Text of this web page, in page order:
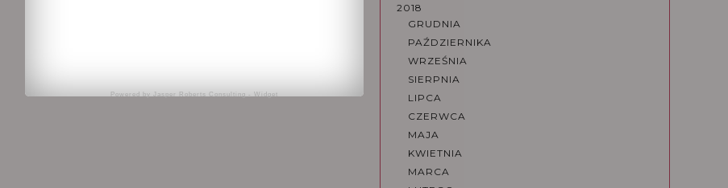
2018
GRUDNIA
PAŹDZIERNIKA
WRZEŚNIA
SIERPNIA
LIPCA
CZERWCA
MAJA
KWIETNIA
MARCA
Powered by Jasper Roberts Consulting - Widget